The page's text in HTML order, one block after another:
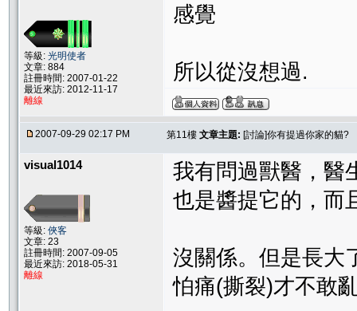
等級: 光明使者
文章: 884
註冊時間: 2007-01-22
最近來訪: 2012-11-17
離線
感覺
所以從沒想過.
2007-09-29 02:17 PM 第11樓 文章主題: [討論]你有提過你家的貓?
visual1014
等級: 俠客
文章: 23
註冊時間: 2007-09-05
最近來訪: 2018-05-31
離線
我有問過獸醫，醫
也是醬提它的，而
沒關係。但是長大
怕痛(撕裂)才不敢